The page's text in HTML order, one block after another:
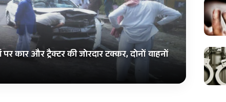
पर कार और ट्रैक्टर की जोरदार टक्कर, दोनों वाहनों